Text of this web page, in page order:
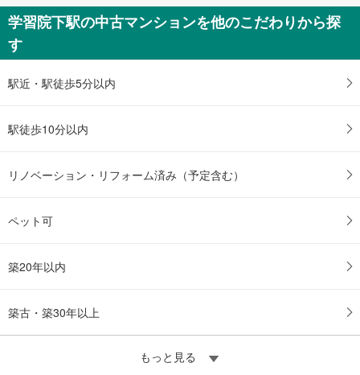
ー
ジ
に
保
存
学習院下駅の中古マンションを他のこだわりから探
す
駅近・駅徒歩5分以内
駅徒歩10分以内
リノベーション・リフォーム済み（予定含む）
ペット可
築20年以内
築古・築30年以上
もっと見る